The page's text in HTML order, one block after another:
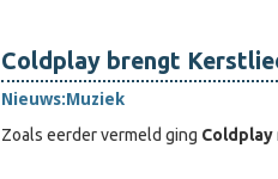
Coldplay brengt
Nieuws:Muziek
Zoals eerder vermeld ging Coldplay